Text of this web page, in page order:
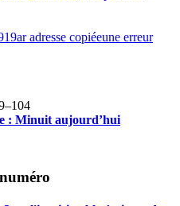
adresse copiéeune erreur
: Minuit aujourd’hui